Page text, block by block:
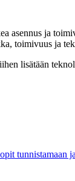
ja
toimivuus ja
lisätään